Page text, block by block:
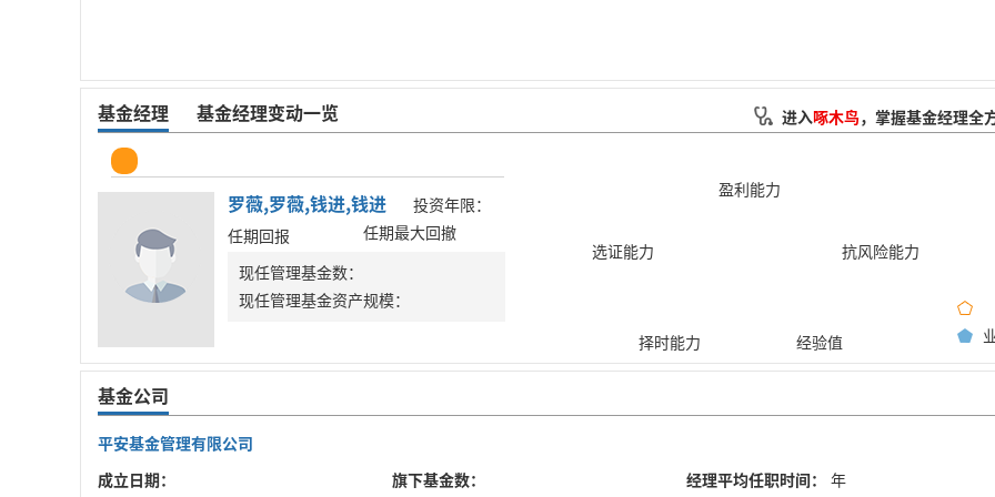
基金经理 基金经理变动一览 进入啄木鸟，掌握基金经理全
罗薇,罗薇,钱进,钱进
投资年限：
任期回报
任期最大回撤
现任管理基金数：
现任管理基金资产规模：
盈利能力
选证能力
择时能力 经验值
抗风险能力
基金公司
平安基金管理有限公司
成立日期：
旗下基金数： 经理平均任职时间： 年